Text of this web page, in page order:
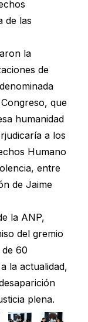
de las
la
de
que
humanidad
a los
Humano
entre
de Jaime
la ANP,
del gremio
60
la actualidad,
plena.